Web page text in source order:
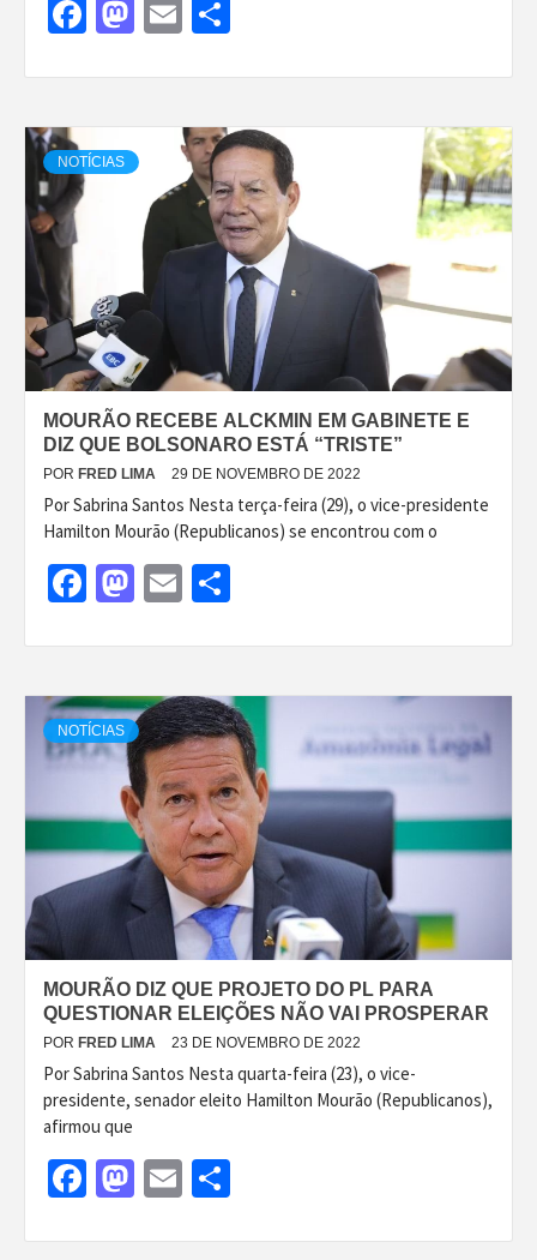
Facebook
Mastodon
Email
NOTÍCIAS
MOURÃO RECEBE ALCKMIN EM GABINETE E
DIZ QUE BOLSONARO ESTÁ “TRISTE”
POR FRED LIMA 29 DE NOVEMBRO DE 2022
Por Sabrina Santos Nesta terça-feira (29), o vice-presidente
Hamilton Mourão (Republicanos) se encontrou com o
Facebook
Mastodon
Email
NOTÍCIAS
MOURÃO DIZ QUE PROJETO DO PL PARA
QUESTIONAR ELEIÇÕES NÃO VAI PROSPERAR
POR FRED LIMA 23 DE NOVEMBRO DE 2022
Por Sabrina Santos Nesta quarta-feira (23), o vice-
presidente, senador eleito Hamilton Mourão (Republicanos),
afirmou que
Facebook
Mastodon
Email